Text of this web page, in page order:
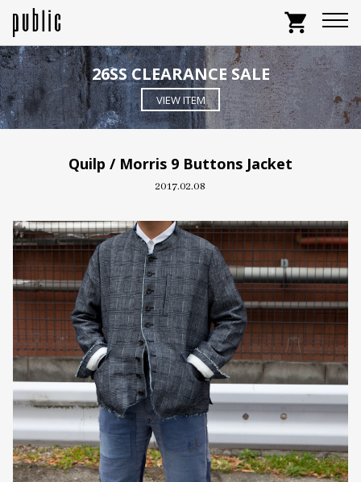
shopping_cart
26SS CLEARANCE SALE
VIEW ITEM
Quilp / Morris 9 Buttons Jacket
2017.02.08